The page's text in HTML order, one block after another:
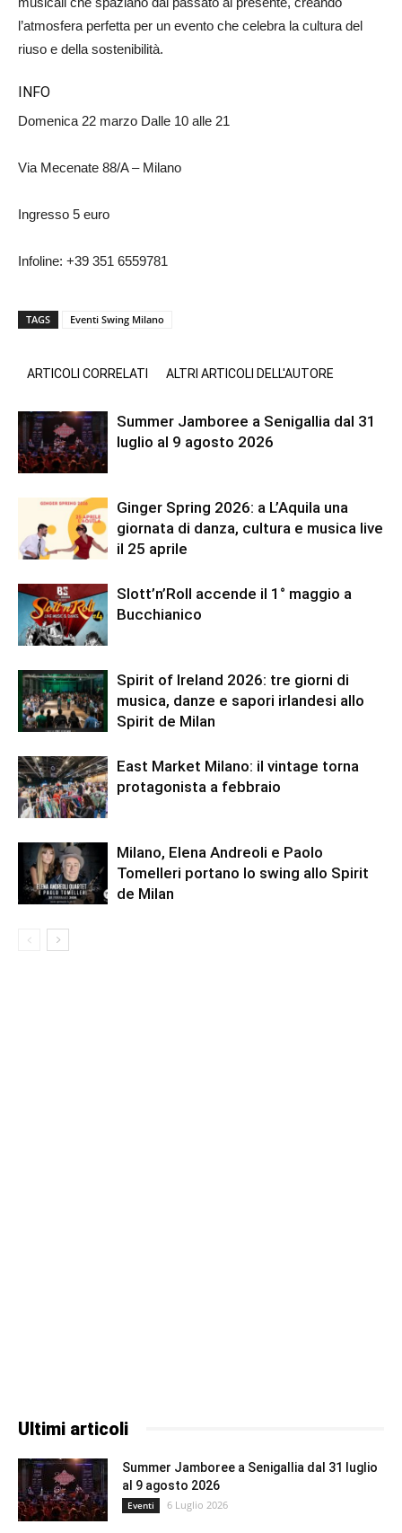
l’atmosfera perfetta per un evento che celebra la cultura del
riuso e della sostenibilità.
INFO
Domenica 22 marzo Dalle 10 alle 21
Via Mecenate 88/A – Milano
Ingresso 5 euro
Infoline: +39 351 6559781
TAGS Eventi Swing Milano
ARTICOLI CORRELATI ALTRI ARTICOLI DELL'AUTORE
Summer Jamboree a Senigallia dal 31
luglio al 9 agosto 2026
Ginger Spring 2026: a L’Aquila una
giornata di danza, cultura e musica live
il 25 aprile
Slott’n’Roll accende il 1° maggio a
Bucchianico
Spirit of Ireland 2026: tre giorni di
musica, danze e sapori irlandesi allo
Spirit de Milan
East Market Milano: il vintage torna
protagonista a febbraio
Milano, Elena Andreoli e Paolo
Tomelleri portano lo swing allo Spirit
de Milan
Ultimi articoli
Summer Jamboree a Senigallia dal 31 luglio
al 9 agosto 2026
Eventi 6 Luglio 2026